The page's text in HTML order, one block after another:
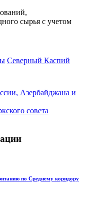
сырья с учетом
Северный Каспий
Азербайджана и
совета
по Среднему коридору